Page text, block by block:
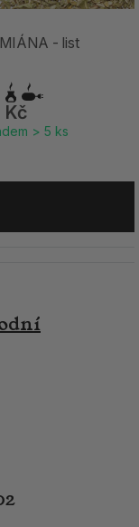
- list
Kč
> 5 ks